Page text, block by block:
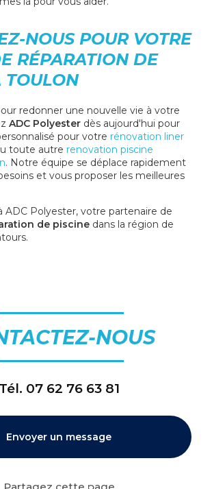
NOUS POUR VOTRE
RÉPARATION DE
TOULON
redonner une nouvelle vie à votre
ADC Polyester dès aujourd'hui pour
pour votre rénovation liner
toute autre renovation piscine
. Notre équipe se déplace rapidement
et vous proposer les meilleures
ADC Polyester, votre partenaire de
de piscine dans la région de
NOUS
Tél. 07 62 76 63 81
Envoyer un message